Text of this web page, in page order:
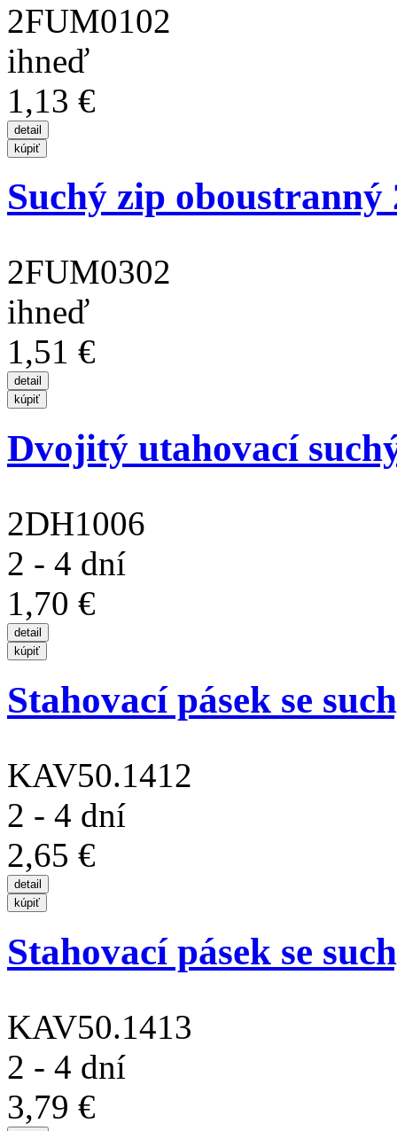
2FUM0102
ihneď
1,13 €
Suchý zip oboustranný
2FUM0302
ihneď
1,51 €
Dvojitý utahovací
2DH1006
2 - 4 dní
1,70 €
Stahovací pásek se
KAV50.1412
2 - 4 dní
2,65 €
Stahovací pásek se
KAV50.1413
2 - 4 dní
3,79 €